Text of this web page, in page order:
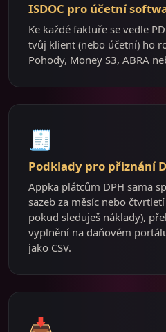
ISDOC pro účetní
Ke každé faktuře se vedle
tvůj klient (nebo účetní) ho
Pohody, Money S3, ABRA
🧾
Podklady pro přiznání
Appka plátcům DPH sama
sazeb za měsíc nebo
pokud sleduješ náklady),
vyplnění na daňovém
jako CSV.